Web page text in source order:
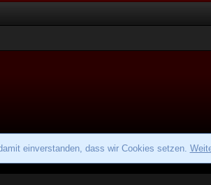
einverstanden, dass wir Cookies setzen.